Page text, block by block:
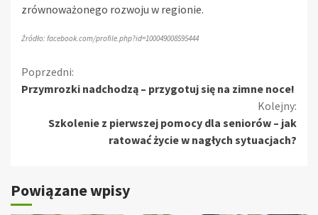
zrównoważonego rozwoju w regionie.
Źródło: facebook.com/profile.php?id=100049008595444
Kontynuuj
czytanie
Poprzedni:
Przymrozki nadchodzą – przygotuj się na zimne noce!
Kolejny:
Szkolenie z pierwszej pomocy dla seniorów – jak
ratować życie w nagłych sytuacjach?
Powiązane wpisy